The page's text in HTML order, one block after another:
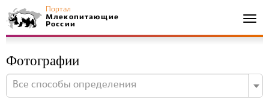
Портал
Млекопитающие
России
Фотографии
Все способы определения